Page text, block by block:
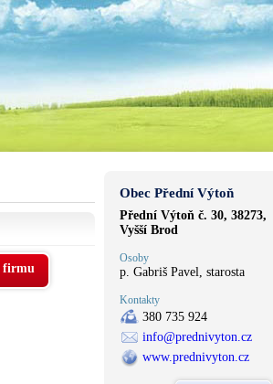
firmu
Obec Přední Výtoň
Přední Výtoň č. 30, 38273,
Vyšší Brod
Osoby
p. Gabriš Pavel, starosta
Kontakty
380 735 924
info@prednivyton.cz
www.prednivyton.cz